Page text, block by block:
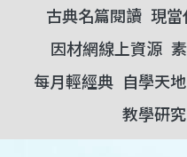
古典名篇閱讀 現
因材網線上資源
每月輕經典 自學天地
教學研究